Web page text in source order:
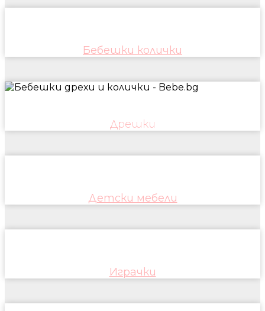
Бебешки колички
Дрешки
Детски мебели
Играчки